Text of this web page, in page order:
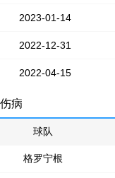
2023-01-14
2022-12-31
2022-04-15
伤病
球队
格罗宁根